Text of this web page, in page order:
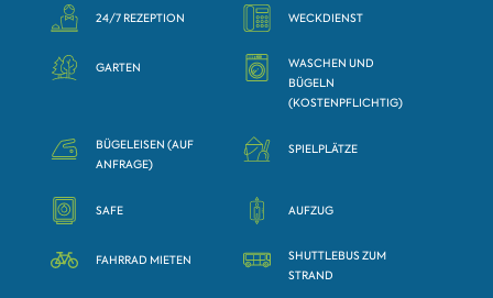
24/7 REZEPTION WECKDIENST
GARTEN
WASCHEN UND
BÜGELN
(KOSTENPFLICHTIG)
BÜGELEISEN (AUF
ANFRAGE)
SPIELPLÄTZE
SAFE AUFZUG
FAHRRAD MIETEN
SHUTTLEBUS ZUM
STRAND